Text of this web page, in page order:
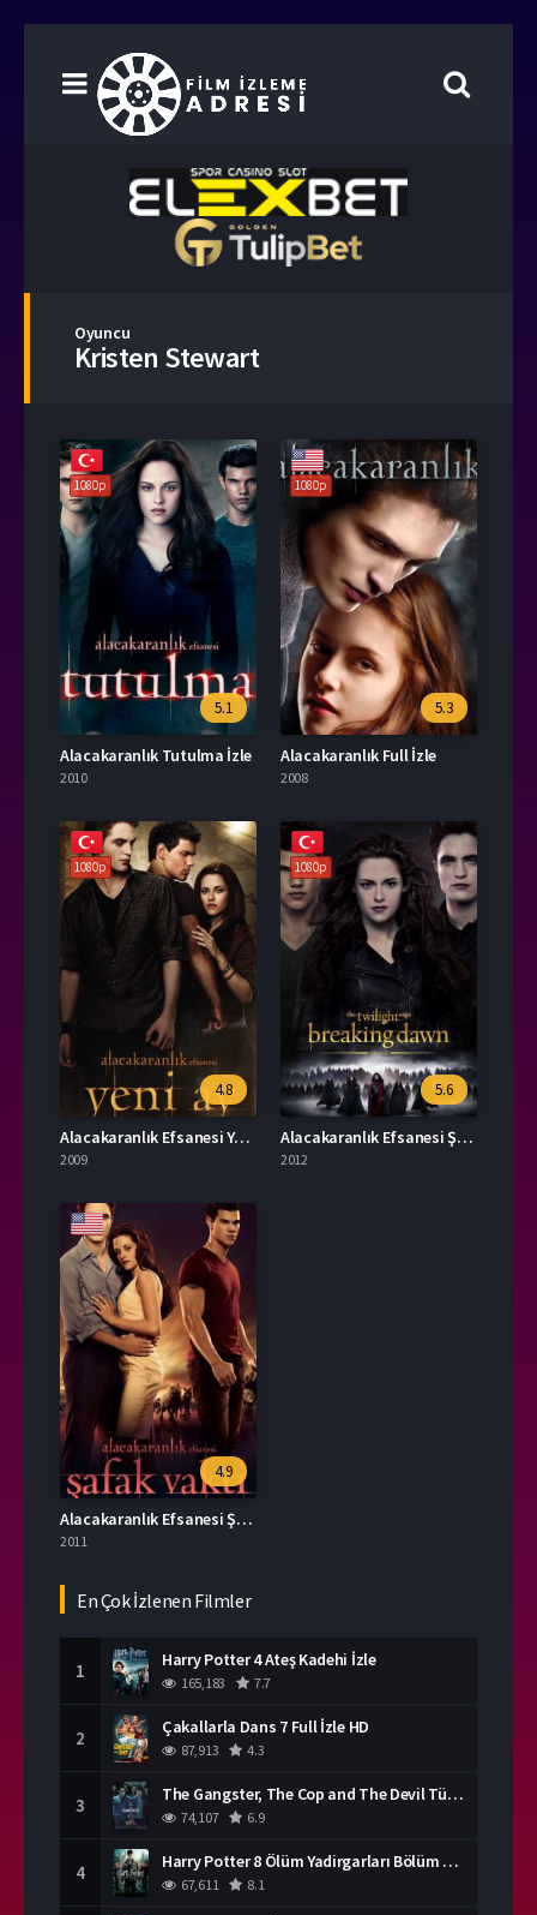
Oyuncu
Kristen Stewart
1080p
5.1
Alacakaranlık Tutulma İzle
2010
1080p
5.3
Alacakaranlık Full İzle
2008
1080p
4.8
Alacakaranlık Efsanesi Yeni Ay İzle
2009
1080p
5.6
Alacakaranlık Efsanesi Şafak Vakti Bölüm 2 İzle
2012
4.9
Alacakaranlık Efsanesi Şafak Vakti Bölüm 1 İzle
2011
En Çok İzlenen Filmler
1 Harry Potter 4 Ateş Kadehi İzle
165,183 7.7
2 Çakallarla Dans 7 Full İzle HD
87,913 4.3
3 The Gangster, The Cop and The Devil Türkçe Dublaj İzle
74,107 6.9
4 Harry Potter 8 Ölüm Yadirgarları Bölüm 2 İzle
67,611 8.1